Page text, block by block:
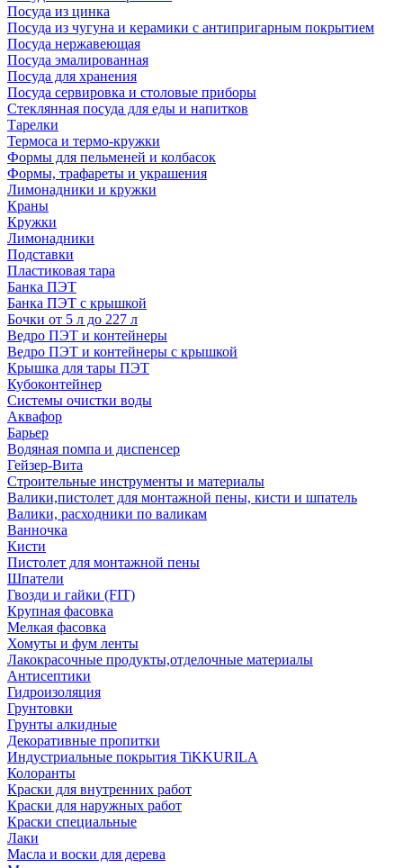
Посуда из цинка
Посуда из чугуна и керамики с антипригарным покрытием
Посуда нержавеющая
Посуда эмалированная
Посуда для хранения
Посуда сервировка и столовые приборы
Стеклянная посуда для еды и напитков
Тарелки
Термоса и термо-кружки
Формы для пельменей и колбасок
Формы, трафареты и украшения
Лимонадники и кружки
Краны
Кружки
Лимонадники
Подставки
Пластиковая тара
Банка ПЭТ
Банка ПЭТ с крышкой
Бочки от 5 л до 227 л
Ведро ПЭТ и контейнеры
Ведро ПЭТ и контейнеры с крышкой
Крышка для тары ПЭТ
Кубоконтейнер
Системы очистки воды
Аквафор
Барьер
Водяная помпа и диспенсер
Гейзер-Вита
Строительные инструменты и материалы
Валики,пистолет для монтажной пены, кисти и шпатель
Валики, расходники по валикам
Ванночка
Кисти
Пистолет для монтажной пены
Шпатели
Гвозди и гайки (FIT)
Крупная фасовка
Мелкая фасовка
Хомуты и фум ленты
Лакокрасочные продукты,отделочные материалы
Антисептики
Гидроизоляция
Грунтовки
Грунты алкидные
Декоративные пропитки
Индустриальные покрытия TiKKURILA
Колоранты
Краски для внутренних работ
Краски для наружных работ
Краски специальные
Лаки
Масла и воски для дерева